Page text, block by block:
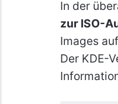
In der
zur ISO-
Images
Der KDE-